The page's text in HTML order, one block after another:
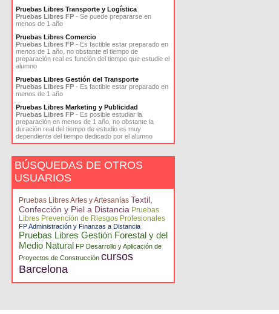
Pruebas Libres Transporte y Logística
Pruebas Libres FP - Se puede prepararse en
menos de 1 año
Pruebas Libres Comercio
Pruebas Libres FP - Es factible estar preparado en
menos de 1 año, no obstante el tiempo de
preparación real es función del tiempo que estudie el
alumno
Pruebas Libres Gestión del Transporte
Pruebas Libres FP - Es factible estar preparado en
menos de 1 año
Pruebas Libres Marketing y Publicidad
Pruebas Libres FP - Es posible estudiar la
preparación en menos de 1 año, no obstante la
duración real del tiempo de estudio es muy
dependiente del tiempo dedicado por el alumno
BÚSQUEDAS DE OTROS
USUARIOS
Pruebas Libres Artes y Artesanías Textil,
Confección y Piel a Distancia Pruebas
Libres Prevención de Riesgos Profesionales
FP Administración y Finanzas a Distancia
Pruebas Libres Gestión Forestal y del
Medio Natural FP Desarrollo y Aplicación de
Proyectos de Construcción cursos
Barcelona